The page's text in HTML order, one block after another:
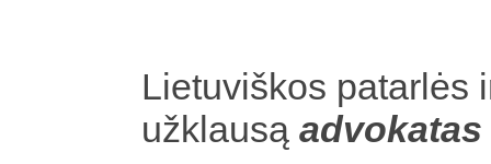
Lietuviškos patarlės
užklausą advokatas